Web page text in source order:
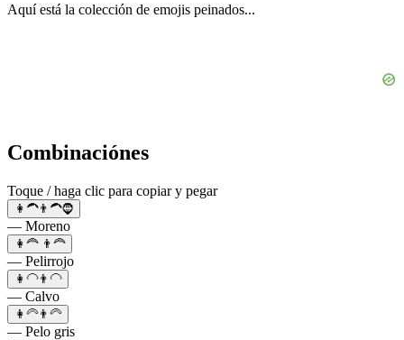
Aquí está la colección de emojis peinados...
Combinaciónes
Toque / haga clic para copiar y pegar
👩‍🦱👨‍🦱🧔
— Moreno
👩‍🦰 👨‍🦰
— Pelirrojo
👩‍🦲👨‍🦲
— Calvo
👩‍🦳👨‍🦳
— Pelo gris